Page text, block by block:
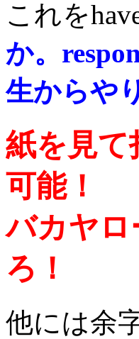
これを
か。
生からや
紙を見て
可能！
バカヤ
ろ！
他には余